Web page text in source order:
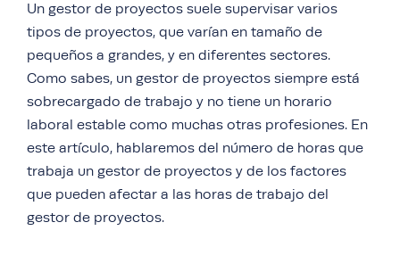
Un gestor de proyectos suele supervisar varios
tipos de proyectos, que varían en tamaño de
pequeños a grandes, y en diferentes sectores.
Como sabes, un gestor de proyectos siempre está
sobrecargado de trabajo y no tiene un horario
laboral estable como muchas otras profesiones. En
este artículo, hablaremos del número de horas que
trabaja un gestor de proyectos y de los factores
que pueden afectar a las horas de trabajo del
gestor de proyectos.